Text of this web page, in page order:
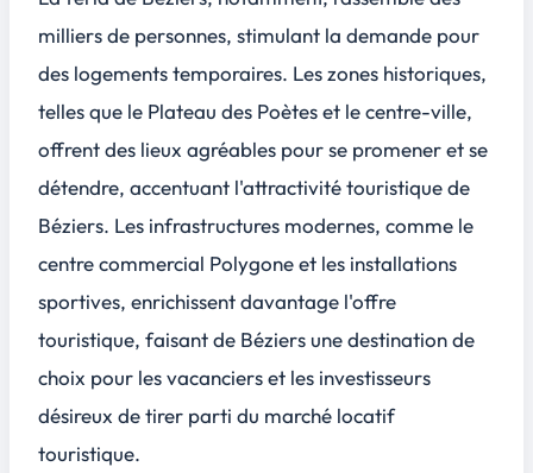
milliers de personnes, stimulant la demande pour
des logements temporaires. Les zones historiques,
telles que le Plateau des Poètes et le centre-ville,
offrent des lieux agréables pour se promener et se
détendre, accentuant l'attractivité touristique de
Béziers. Les infrastructures modernes, comme le
centre commercial Polygone et les installations
sportives, enrichissent davantage l'offre
touristique, faisant de Béziers une destination de
choix pour les vacanciers et les investisseurs
désireux de tirer parti du marché locatif
touristique.